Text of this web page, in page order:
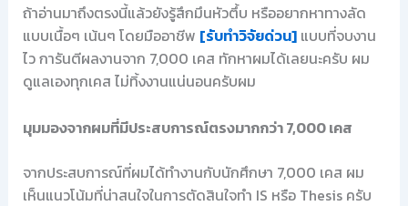
ถ้าอ่านมาถึงตรงนี้แล้วยังรู้สึกมึนหัวตึ้บ หรืออยากหาทางลัด
แบบเนื้อๆ เน้นๆ โดยมืออาชีพ [รับทำวิจัยด่วน]แบบที่จบงาน
ไว การันตีผลงานจาก 7,000 เคส ทักหาผมได้เลยนะครับ ผม
ดูแลเองทุกเคส ไม่ทิ้งงานแน่นอนครับผม
มุมมองจากผมที่มีประสบการณ์ตรงมากกว่า 7,000 เคส
จากประสบการณ์ที่ผมได้ทำงานกับนักศึกษา 7,000 เคส ผม
เห็นแนวโน้มที่น่าสนใจในการตัดสินใจทำ IS หรือ Thesis ครับ